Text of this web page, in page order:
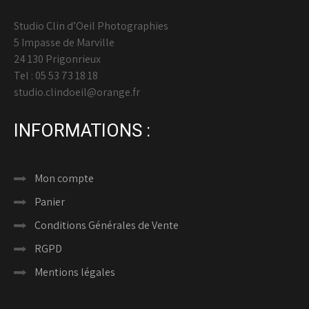
Studio Clin d’Oeil Photographies
5 Impasse de Marville
24 130 Prigonrieux
Tel : 05 53 73 18 18
studio.clindoeil@orange.fr
INFORMATIONS :
Mon compte
Panier
Conditions Générales de Vente
RGPD
Mentions légales